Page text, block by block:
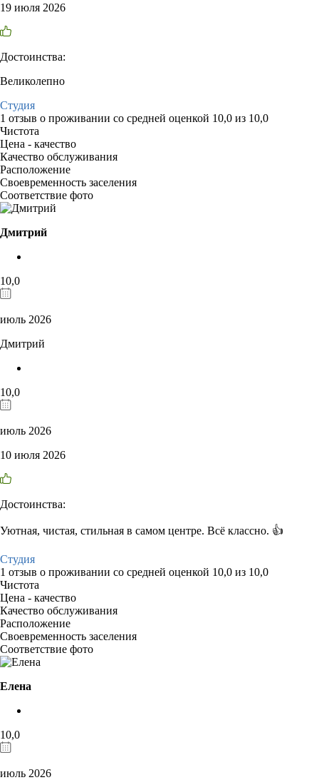
19 июля 2026
Достоинства:
Великолепно
Студия
1 отзыв о проживании со средней оценкой 10,0 из 10,0
Чистота
Цена - качество
Качество обслуживания
Расположение
Своевременность заселения
Соответствие фото
Дмитрий
10,0
июль 2026
Дмитрий
10,0
июль 2026
10 июля 2026
Достоинства:
Уютная, чистая, стильная в самом центре. Всё классно. 👍
Студия
1 отзыв о проживании со средней оценкой 10,0 из 10,0
Чистота
Цена - качество
Качество обслуживания
Расположение
Своевременность заселения
Соответствие фото
Елена
10,0
июль 2026